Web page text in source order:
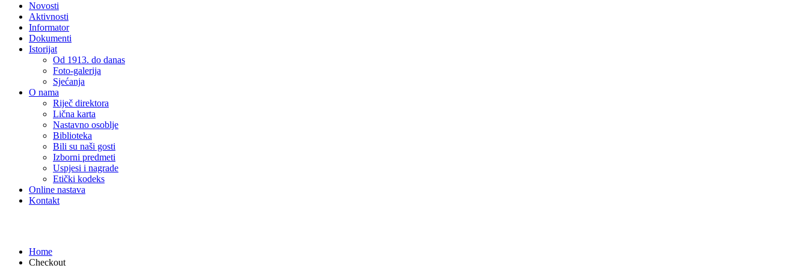
Novosti
Aktivnosti
Informator
Dokumenti
Istorijat
Od 1913. do danas
Foto-galerija
Sjećanja
O nama
Riječ direktora
Lična karta
Nastavno osoblje
Biblioteka
Bili su naši gosti
Izborni predmeti
Uspjesi i nagrade
Etički kodeks
Online nastava
Kontakt
Home
Checkout